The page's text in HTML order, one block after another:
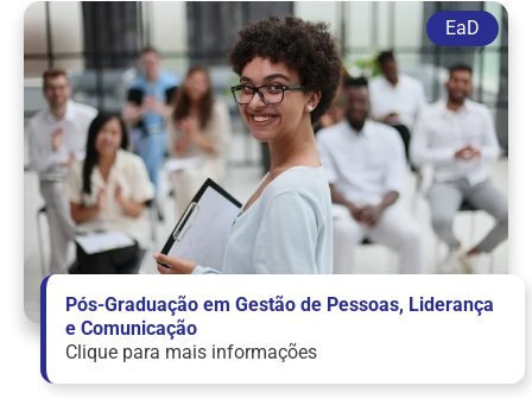
Pós-Graduação em Gestão de Pessoas, Liderança
e Comunicação
Clique para mais informações